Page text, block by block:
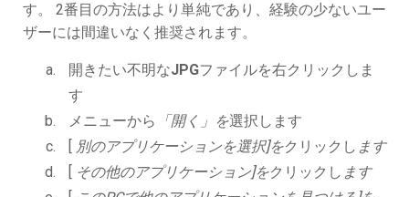
す。 2番目の方法はより単純であり、経験の少ないユー
ザーには間違いなく推奨されます。
開きたい不明なJPGファイルを右クリックしま
す
メニューから
「開く」を選択します
[ 別のアプリケーションを選択]をクリックし ます
[ その他のアプリケーション]をクリックし ます